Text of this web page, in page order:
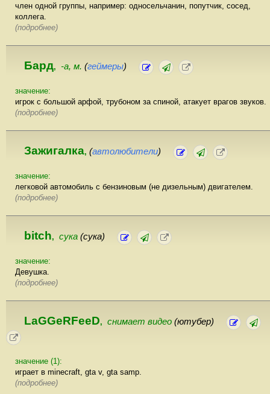
член одной группы, например: односельчанин, попутчик, сосед,
коллега.
(подробнее)
Бард, -а, м. (геймеры)
значение:
игрок с большой арфой, трубоном за спиной, атакует врагов звуков.
(подробнее)
Зажигалка, (автолюбители)
значение:
легковой автомобиль с бензиновым (не дизельным) двигателем.
(подробнее)
bitch, сука (сука)
значение:
Девушка.
(подробнее)
LaGGeRFeeD, снимает видео (ютубер)
значение (1):
играет в minecraft, gta v, gta samp.
(подробнее)